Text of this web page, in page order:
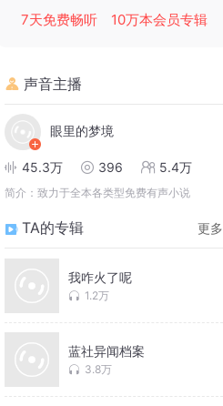
7天免费畅听
10万本会员专辑
声音主播
眼里的梦境
45.3万 396 5.4万
简介： 致力于全本各类型免费有声小说
TA的专辑 更多
我咋火了呢
1.2万
蓝社异闻档案
3.8万